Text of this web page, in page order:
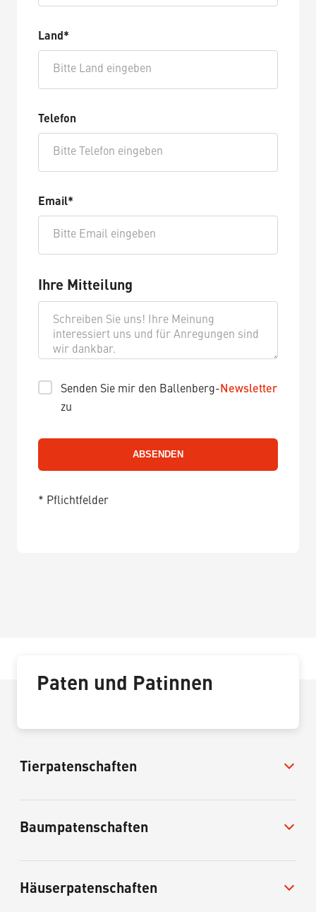
Land*
Telefon
Email*
Ihre Mitteilung
Senden Sie mir den Ballenberg- Newsletter
zu
* Pflichtfelder
Paten und Patinnen
Tierpatenschaften
Baumpatenschaften
Häuserpatenschaften